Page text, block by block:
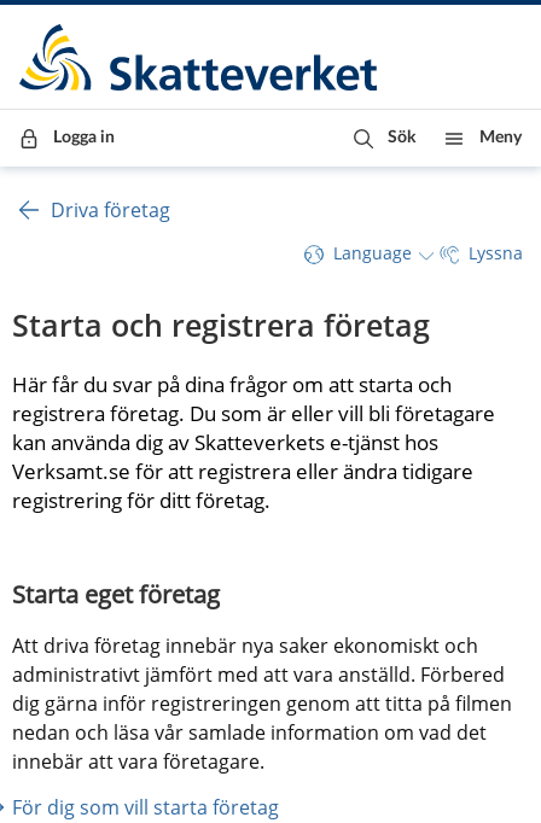
Till innehåll
Till navigationen
Till chattrobot
Logga in Sök Meny
Driva företag
Language Lyssna
Starta och registrera företag
Här får du svar på dina frågor om att starta och
registrera företag. Du som är eller vill bli företagare
kan använda dig av Skatteverkets e-tjänst hos
Verksamt.se för att registrera eller ändra tidigare
registrering för ditt företag.
Starta eget företag
Att driva företag innebär nya saker ekonomiskt och
administrativt jämfört med att vara anställd. Förbered
dig gärna inför registreringen genom att titta på filmen
nedan och läsa vår samlade information om vad det
innebär att vara företagare.
För dig som vill starta företag